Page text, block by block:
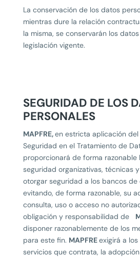
La conservación de los datos
mientras dure la relación
la misma, se conservarán los
legislación vigente.
SEGURIDAD DE LOS
PERSONALES
MAPFRE,en estricta aplicación
Seguridad en el Tratamiento de
proporcionará de forma razonable
seguridad organizativas, técnicas
otorgar seguridad a los bancos
evitando, de forma razonable, su
consulta, uso o acceso no
obligación y responsabilidad de
disponer razonablemente de los
para este fin. MAPFREexigirá a
servicios que contrata, la